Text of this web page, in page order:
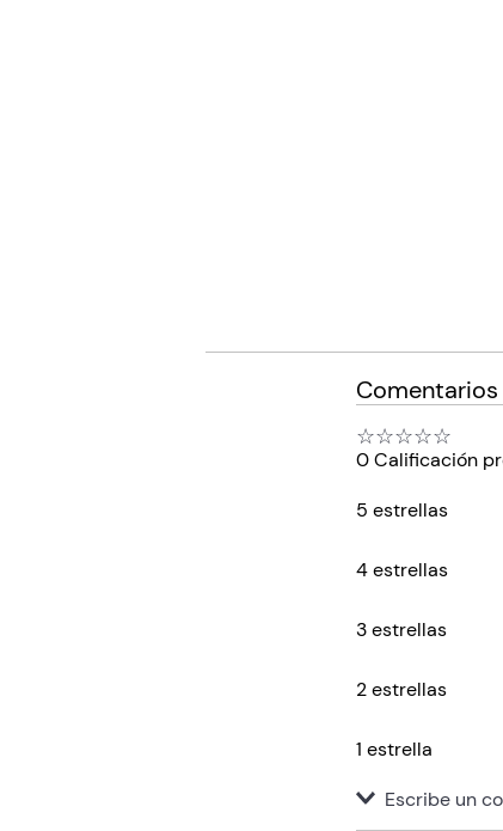
Comentarios
☆☆☆☆☆
0 Calificación
5 estrellas
4 estrellas
3 estrellas
2 estrellas
1 estrella
Escribe un